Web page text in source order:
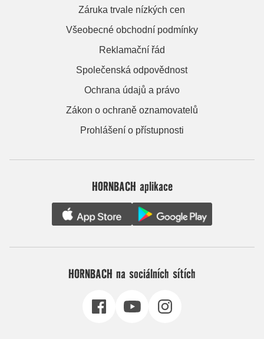
Záruka trvale nízkých cen
Všeobecné obchodní podmínky
Reklamační řád
Společenská odpovědnost
Ochrana údajů a právo
Zákon o ochraně oznamovatelů
Prohlášení o přístupnosti
HORNBACH aplikace
HORNBACH na sociálních sítích